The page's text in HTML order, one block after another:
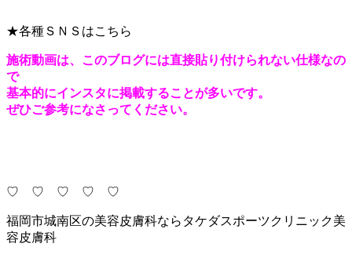
★各種ＳＮＳはこちら
施術動画は、このブログには直接貼り付けられない仕様なの
で
基本的にインスタに掲載することが多いです。
ぜひご参考になさってください。
♡ ♡ ♡ ♡ ♡
福岡市城南区の美容皮膚科ならタケダスポーツクリニック美
容皮膚科